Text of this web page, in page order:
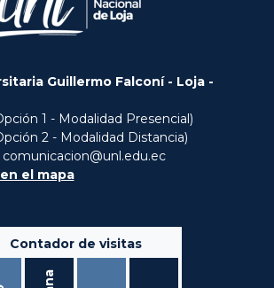
Guillermo Falconí - Loja -
1 - Modalidad Presencial)
2 - Modalidad Distancia)
comunicacion@unl.edu.ec
el mapa
Contador de visitas